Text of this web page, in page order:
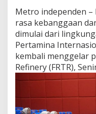
Metro independen –
rasa kebanggaan
dimulai dari
Pertamina
kembali menggelar
Refinery (FRTR),